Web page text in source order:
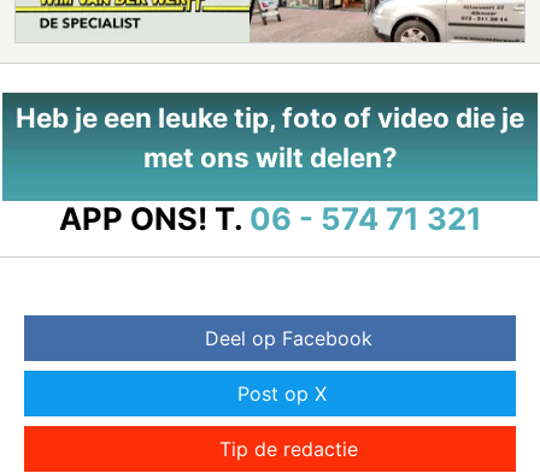
Heb je een leuke tip, foto of video die je
met ons wilt delen?
APP ONS! T. 06 - 574 71 321
Deel op Facebook
Post op X
Tip de redactie